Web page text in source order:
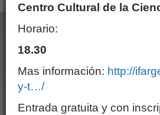
Centro Cultural de la
Horario:
18.30
Mas información: http://
y-t…/
Entrada gratuita y con